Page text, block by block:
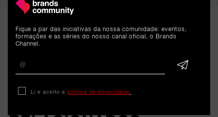
Fique a par das iniciativas da nossa comunidade: eventos,
formações e as séries do nosso canal oficial, o Brands
Channel.
Li e aceito a política de privacidade.